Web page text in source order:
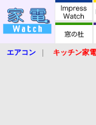
エアコン キッチン家電